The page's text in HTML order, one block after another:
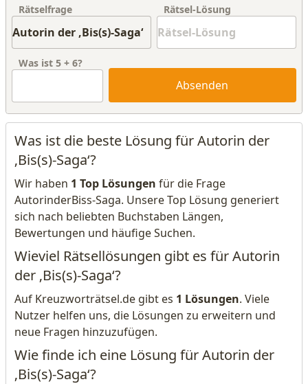
Rätselfrage Rätsel-Lösung
Was ist 5 + 6?
Absenden
Was ist die beste Lösung für Autorin der
‚Bis(s)-Saga‘?
Wir haben 1 Top Lösungen für die Frage
AutorinderBiss-Saga. Unsere Top Lösung generiert
sich nach beliebten Buchstaben Längen,
Bewertungen und häufige Suchen.
Wieviel Rätsellösungen gibt es für Autorin
der ‚Bis(s)-Saga‘?
Auf Kreuzworträtsel.de gibt es 1 Lösungen. Viele
Nutzer helfen uns, die Lösungen zu erweitern und
neue Fragen hinzuzufügen.
Wie finde ich eine Lösung für Autorin der
‚Bis(s)-Saga‘?